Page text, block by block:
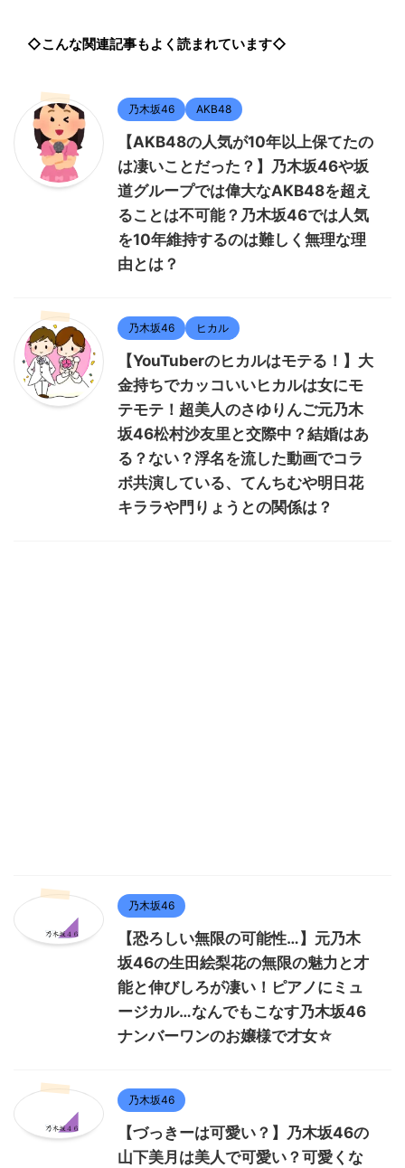
◇こんな関連記事もよく読まれています◇
乃木坂46 AKB48
【AKB48の人気が10年以上保てたの
は凄いことだった？】乃木坂46や坂
道グループでは偉大なAKB48を超え
ることは不可能？乃木坂46では人気
を10年維持するのは難しく無理な理
由とは？
乃木坂46 ヒカル
【YouTuberのヒカルはモテる！】大
金持ちでカッコいいヒカルは女にモ
テモテ！超美人のさゆりんご元乃木
坂46松村沙友里と交際中？結婚はあ
る？ない？浮名を流した動画でコラ
ボ共演している、てんちむや明日花
キララや門りょうとの関係は？
乃木坂46
【恐ろしい無限の可能性…】元乃木
坂46の生田絵梨花の無限の魅力と才
能と伸びしろが凄い！ピアノにミュ
ージカル…なんでもこなす乃木坂46
ナンバーワンのお嬢様で才女☆
乃木坂46
【づっきーは可愛い？】乃木坂46の
山下美月は美人で可愛い？可愛くな